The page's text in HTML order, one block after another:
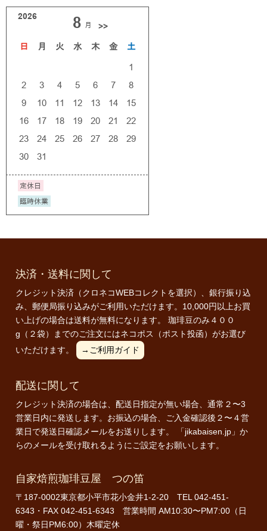
決済・送料に関して
クレジット決済（クロネコWEBコレクトを選択）、銀行振り込
み、郵便局振り込みがご利用いただけます。10,000円以上お買
い上げの場合は送料が無料になります。 珈琲豆のみ４００
g（２袋）までのご注文にはネコポス（ポスト投函）がお選び
いただけます。
→ご利用ガイド
配送に関して
クレジット決済の場合は、配送日指定が無い場合、通常２〜3
営業日内に発送します。お振込の場合、ご入金確認後２〜４営
業日で発送日確認メールをお送りします。 「jikabaisen.jp」か
らのメールを受け取れるようにご設定をお願いします。
自家焙煎珈琲豆屋 つの笛
〒187-0002東京都小平市花小金井1-2-20 TEL 042-451-
6343・FAX 042-451-6343 営業時間 AM10:30〜PM7:00（日
曜・祭日PM6:00）木曜定休